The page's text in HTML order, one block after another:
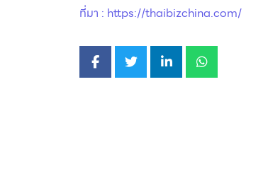
ที่มา : https://thaibizchina.com/